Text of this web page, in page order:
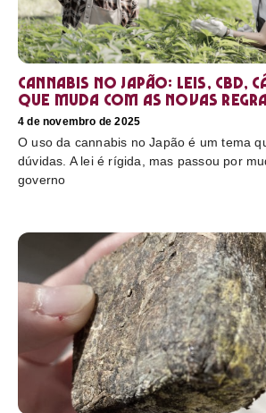
Cannabis no Japão: leis, CBD,
que muda com as novas
4 de novembro de 2025
O uso da cannabis no Japão é um tema
dúvidas. A lei é rígida, mas passou por
governo